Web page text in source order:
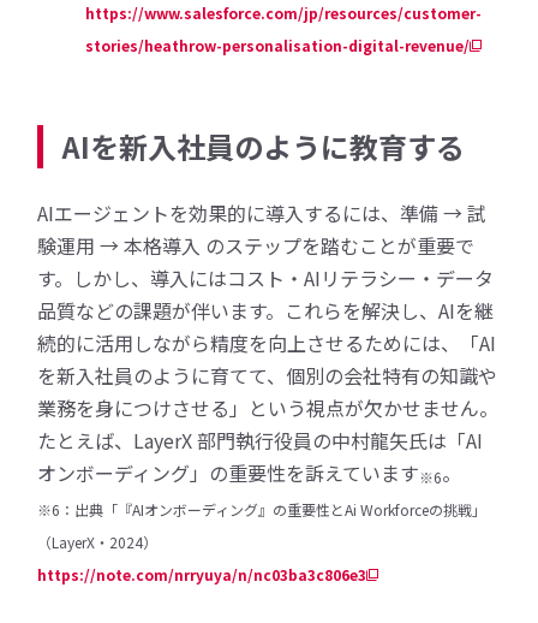
https://www.salesforce.com/jp/resources/customer-
stories/heathrow-personalisation-digital-revenue/
AIを新入社員のように教育する
AIエージェントを効果的に導入するには、準備 → 試
験運用 → 本格導入 のステップを踏むことが重要で
す。しかし、導入にはコスト・AIリテラシー・データ
品質などの課題が伴います。これらを解決し、AIを継
続的に活用しながら精度を向上させるためには、「AI
を新入社員のように育てて、個別の会社特有の知識や
業務を身につけさせる」という視点が欠かせません。
たとえば、LayerX 部門執行役員の中村龍矢氏は「AI
オンボーディング」の重要性を訴えています※6。
※6：出典「『AIオンボーディング』の重要性とAi Workforceの挑戦」
（LayerX・2024）
https://note.com/nrryuya/n/nc03ba3c806e3